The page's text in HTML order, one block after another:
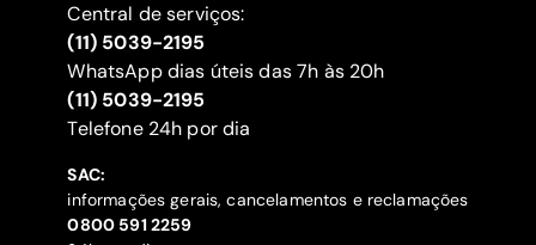
Central de serviços:
(11) 5039-2195
WhatsApp dias úteis das 7h às 20h
(11) 5039-2195
‍Telefone 24h por dia
SAC:
informações gerais, cancelamentos e reclamações
‍0800 591 2259